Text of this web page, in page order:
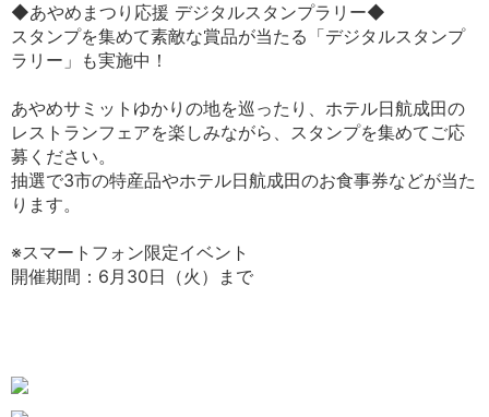
◆あやめまつり応援 デジタルスタンプラリー◆
スタンプを集めて素敵な賞品が当たる「デジタルスタンプ
ラリー」も実施中！
あやめサミットゆかりの地を巡ったり、ホテル日航成田の
レストランフェアを楽しみながら、スタンプを集めてご応
募ください。
抽選で3市の特産品やホテル日航成田のお食事券などが当た
ります。
※スマートフォン限定イベント
開催期間：6月30日（火）まで